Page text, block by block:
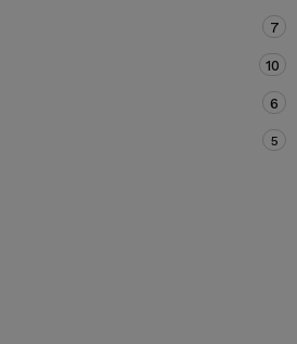
7
10
6
5